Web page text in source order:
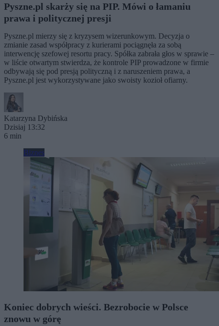
Pyszne.pl skarży się na PIP. Mówi o łamaniu
prawa i politycznej presji
Pyszne.pl mierzy się z kryzysem wizerunkowym. Decyzja o
zmianie zasad współpracy z kurierami pociągnęła za sobą
interwencję szefowej resortu pracy. Spółka zabrała głos w sprawie –
w liście otwartym stwierdza, że kontrole PIP prowadzone w firmie
odbywają się pod presją polityczną i z naruszeniem prawa, a
Pyszne.pl jest wykorzystywane jako swoisty kozioł ofiarny.
Katarzyna Dybińska
Dzisiaj 13:32
6 min
Biznes
Koniec dobrych wieści. Bezrobocie w Polsce
znowu w górę